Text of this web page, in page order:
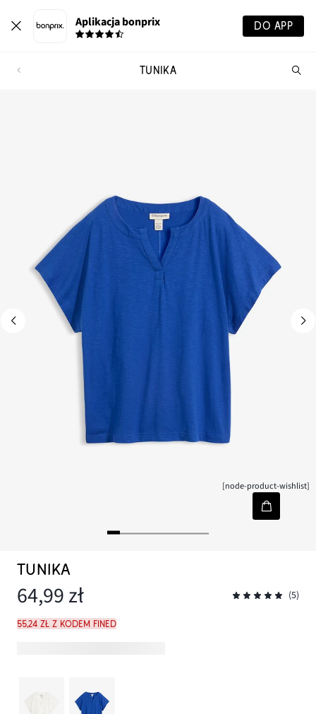
Aplikacja bonprix DO APP
TUNIKA
[node-product-wishlist]
TUNIKA
64,99 zł (5)
55,24 zł z kodem FINED